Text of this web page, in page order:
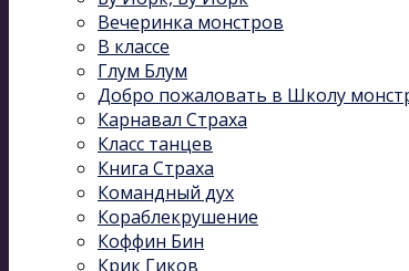
Вечеринка монстров
В классе
Глум Блум
Добро пожаловать в Школу
Карнавал Cтраха
Класс танцев
Книга Страха
Командный дух
Кораблекрушение
Коффин Бин
Крик Гиков